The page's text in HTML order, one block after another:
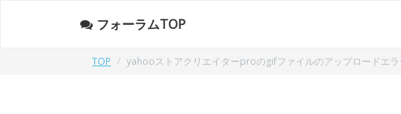
フォーラムTOP
TOP yahooストアクリエイターproのgifファイルのアップロードエラ